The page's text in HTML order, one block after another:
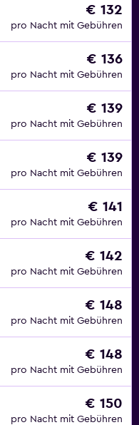
€ 132
pro Nacht mit Gebühren
€ 136
pro Nacht mit Gebühren
€ 139
pro Nacht mit Gebühren
€ 139
pro Nacht mit Gebühren
€ 141
pro Nacht mit Gebühren
€ 142
pro Nacht mit Gebühren
€ 148
pro Nacht mit Gebühren
€ 148
pro Nacht mit Gebühren
€ 150
pro Nacht mit Gebühren